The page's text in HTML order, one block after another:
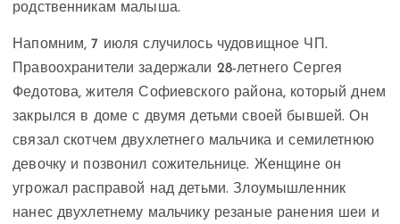
родственникам малыша.
Напомним, 7 июля случилось чудовищное ЧП.
Правоохранители задержали 28-летнего Сергея
Федотова, жителя Софиевского района, который днем
​​закрылся в доме с двумя детьми своей бывшей. Он
связал скотчем двухлетнего мальчика и семилетнюю
девочку и позвонил сожительнице. Женщине он
угрожал расправой над детьми. Злоумышленник
нанес двухлетнему мальчику резаные ранения шеи и